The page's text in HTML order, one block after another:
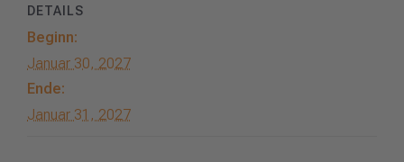
DETAILS
Beginn:
Januar 30, 2027
Ende:
Januar 31, 2027